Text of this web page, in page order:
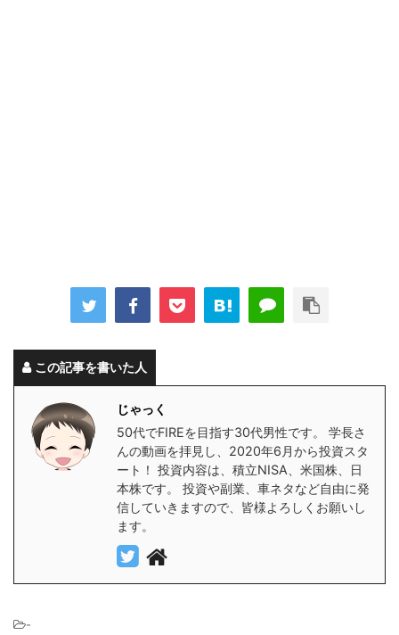
この記事を書いた人
じゃっく
50代でFIREを目指す30代男性です。 学長さ
んの動画を拝見し、2020年6月から投資スタ
ート！ 投資内容は、積立NISA、米国株、日
本株です。 投資や副業、車ネタなど自由に発
信していきますので、皆様よろしくお願いし
ます。
-